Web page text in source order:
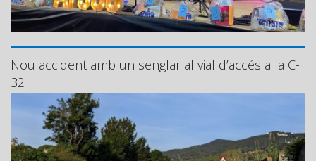
Nou accident amb un senglar al vial d’accés a la C-
32